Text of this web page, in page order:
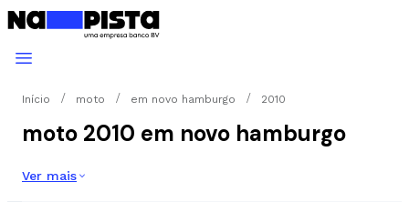
Início moto em novo hamburgo 2010
moto 2010 em novo hamburgo
Ver mais